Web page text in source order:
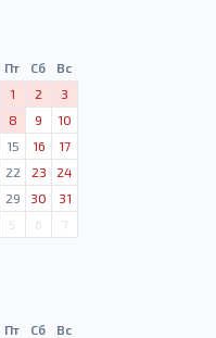
Пт Сб
Вс
1 2
3
8 9
10
15 16
17
22 23
24
29 30
31
5 6 7
Пт Сб
Вс